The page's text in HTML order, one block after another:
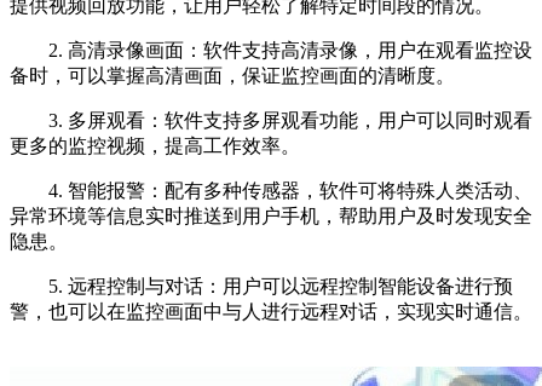
提供视频回放功能，让用户轻松了解特定时间段的情况。
2. 高清录像画面：软件支持高清录像，用户在观看监控设
备时，可以掌握高清画面，保证监控画面的清晰度。
3. 多屏观看：软件支持多屏观看功能，用户可以同时观看
更多的监控视频，提高工作效率。
4. 智能报警：配有多种传感器，软件可将特殊人类活动、
异常环境等信息实时推送到用户手机，帮助用户及时发现安全
隐患。
5. 远程控制与对话：用户可以远程控制智能设备进行预
警，也可以在监控画面中与人进行远程对话，实现实时通信。